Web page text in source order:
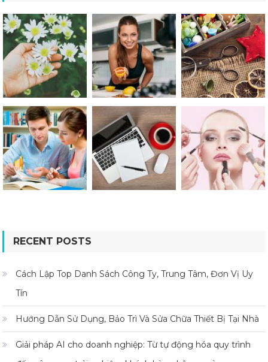
RECENT POSTS
Cách Lập Top Danh Sách Công Ty, Trung Tâm, Đơn Vị Uy
Tín
Hướng Dẫn Sử Dụng, Bảo Trì Và Sửa Chữa Thiết Bị Tại Nhà
Giải pháp AI cho doanh nghiệp: Từ tự động hóa quy trình